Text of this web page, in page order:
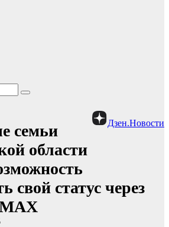
Дзен.Новости
семьи
области
свой статус через